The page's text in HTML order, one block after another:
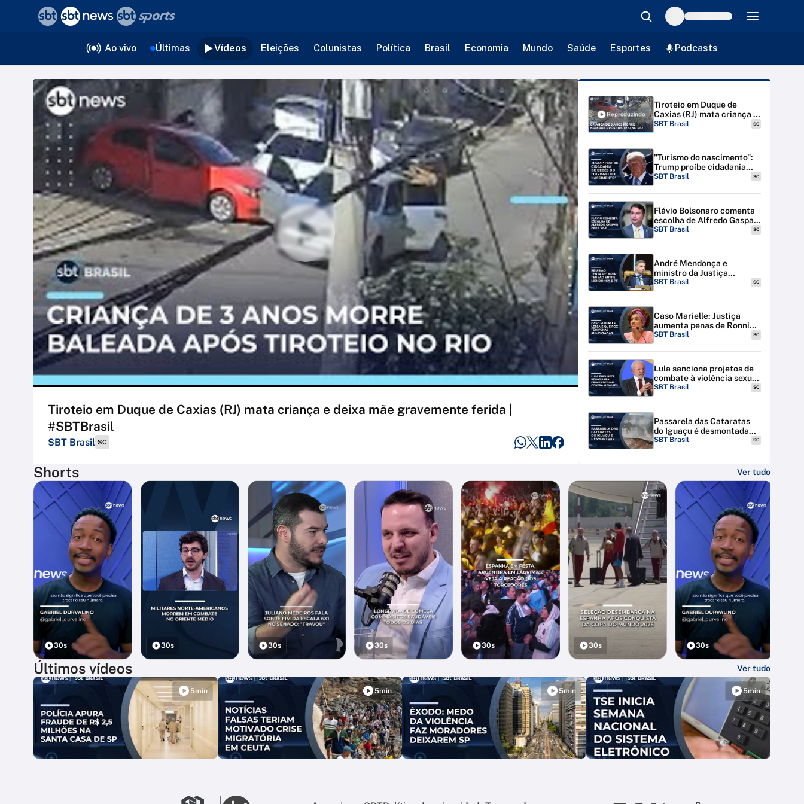
Ao vivo Últimas Vídeos Eleições Colunistas Política Brasil Economia Mundo Saúde Esportes Podcasts
Tiroteio em Duque de Caxias (RJ) mata criança e deixa mãe gravemente ferida |
#SBTBrasil
SBT Brasil SC
Reproduzindo
Tiroteio em Duque de
Caxias (RJ) mata criança e
deixa mãe gravemente
SBT Brasil SC
"Turismo do nascimento":
Trump proíbe cidadania
para bebês de estrangeiras
SBT Brasil SC
Flávio Bolsonaro comenta
escolha de Alfredo Gaspar
para vice-presidente
SBT Brasil SC
André Mendonça e
ministro da Justiça
discutem tensão entre STF
SBT Brasil SC
Caso Marielle: Justiça
aumenta penas de Ronnie
Lessa e Élcio Queiroz
SBT Brasil SC
Lula sanciona projetos de
combate à violência sexual
contra menores na
SBT Brasil SC
Passarela das Cataratas
do Iguaçu é desmontada
por riscos de inundação
SBT Brasil SC
Shorts Ver tudo
30s 30s 30s 30s 30s 30s 30s
Últimos vídeos Ver tudo
5min 5min 5min 5min
voltar
Editorias